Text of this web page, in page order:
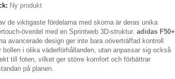
Ny produkt
de viktigaste fördelarna med skorna är deras unika
överdel med en Sprintweb 3D-struktur. adidas F50+
avancerade design ger inte bara oöverträffad kontroll
bollen i olika väderförhållanden, utan anpassar sig också
till foten, vilket ger större komfort och förbättrar
på planen.